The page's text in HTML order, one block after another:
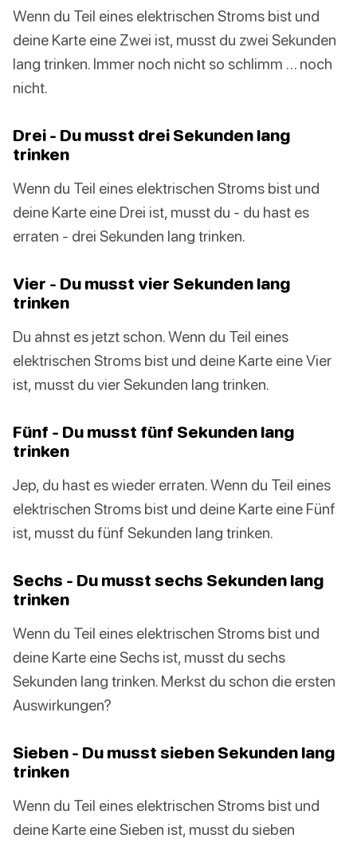
Wenn du Teil eines elektrischen Stroms bist und
deine Karte eine Zwei ist, musst du zwei Sekunden
lang trinken. Immer noch nicht so schlimm … noch
nicht.
Drei - Du musst drei Sekunden lang
trinken
Wenn du Teil eines elektrischen Stroms bist und
deine Karte eine Drei ist, musst du - du hast es
erraten - drei Sekunden lang trinken.
Vier - Du musst vier Sekunden lang
trinken
Du ahnst es jetzt schon. Wenn du Teil eines
elektrischen Stroms bist und deine Karte eine Vier
ist, musst du vier Sekunden lang trinken.
Fünf - Du musst fünf Sekunden lang
trinken
Jep, du hast es wieder erraten. Wenn du Teil eines
elektrischen Stroms bist und deine Karte eine Fünf
ist, musst du fünf Sekunden lang trinken.
Sechs - Du musst sechs Sekunden lang
trinken
Wenn du Teil eines elektrischen Stroms bist und
deine Karte eine Sechs ist, musst du sechs
Sekunden lang trinken. Merkst du schon die ersten
Auswirkungen?
Sieben - Du musst sieben Sekunden lang
trinken
Wenn du Teil eines elektrischen Stroms bist und
deine Karte eine Sieben ist, musst du sieben